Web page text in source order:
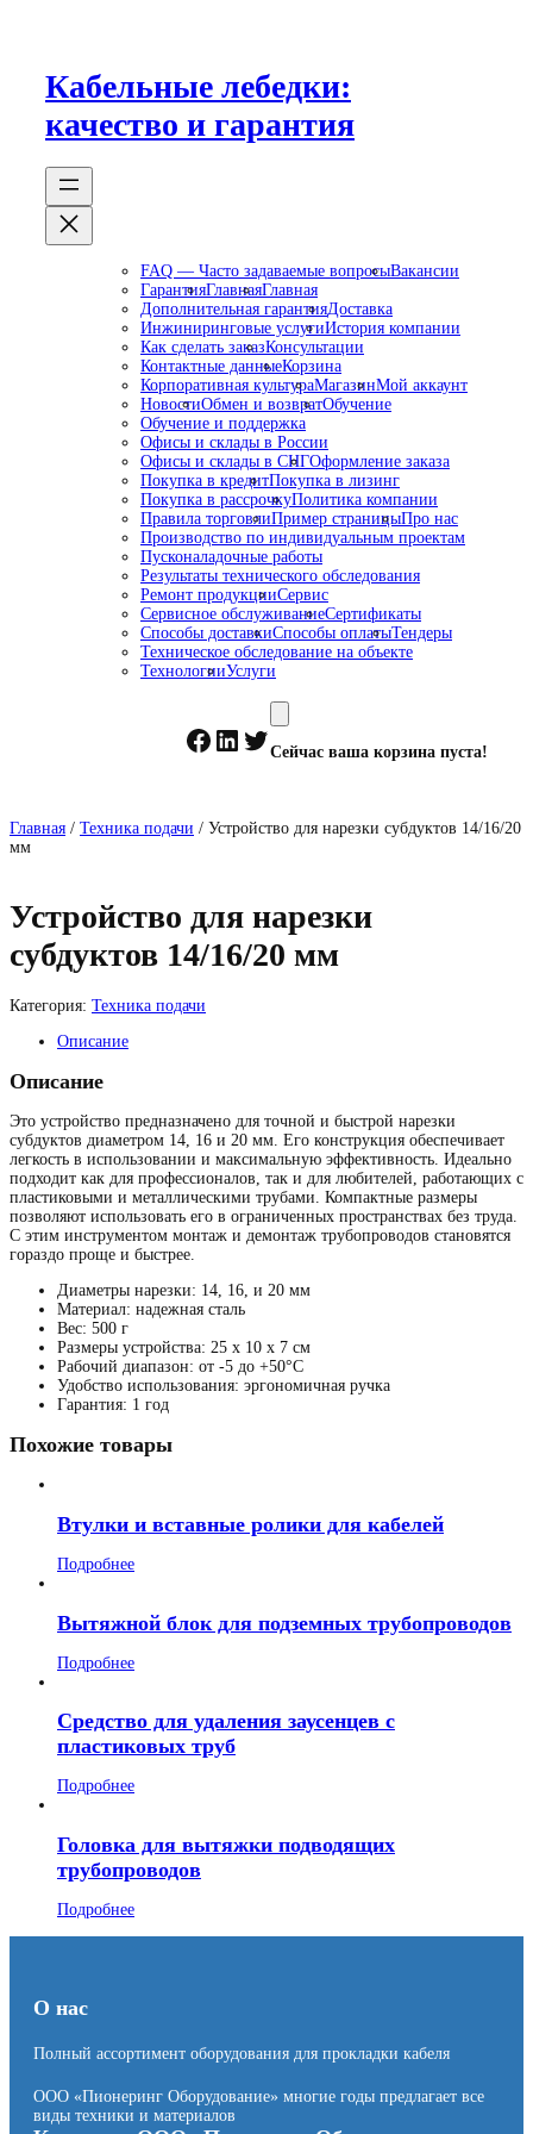
Кабельные лебедки:
качество и гарантия
FAQ — Часто задаваемые вопросыВакансии
ГарантияГлавнаяГлавная
Дополнительная гарантияДоставка
Инжиниринговые услугиИстория компании
Как сделать заказКонсультации
Контактные данныеКорзина
Корпоративная культураМагазинМой аккаунт
НовостиОбмен и возвратОбучение
Обучение и поддержка
Офисы и склады в России
Офисы и склады в СНГОформление заказа
Покупка в кредитПокупка в лизинг
Покупка в рассрочкуПолитика компании
Правила торговлиПример страницыПро нас
Производство по индивидуальным проектам
Пусконаладочные работы
Результаты технического обследования
Ремонт продукцииСервис
Сервисное обслуживаниеСертификаты
Способы доставкиСпособы оплатыТендеры
Техническое обследование на объекте
ТехнологииУслуги
Facebook
LinkedIn
Twitter
Сейчас ваша корзина пуста!
Главная / Техника подачи / Устройство для нарезки субдуктов 14/16/20
мм
Устройство для нарезки
субдуктов 14/16/20 мм
Категория: Техника подачи
Описание
Описание
Это устройство предназначено для точной и быстрой нарезки
субдуктов диаметром 14, 16 и 20 мм. Его конструкция обеспечивает
легкость в использовании и максимальную эффективность. Идеально
подходит как для профессионалов, так и для любителей, работающих с
пластиковыми и металлическими трубами. Компактные размеры
позволяют использовать его в ограниченных пространствах без труда.
С этим инструментом монтаж и демонтаж трубопроводов становятся
гораздо проще и быстрее.
Диаметры нарезки: 14, 16, и 20 мм
Материал: надежная сталь
Вес: 500 г
Размеры устройства: 25 x 10 x 7 см
Рабочий диапазон: от -5 до +50°C
Удобство использования: эргономичная ручка
Гарантия: 1 год
Похожие товары
Втулки и вставные ролики для кабелей
Подробнее
Вытяжной блок для подземных трубопроводов
Подробнее
Средство для удаления заусенцев с
пластиковых труб
Подробнее
Головка для вытяжки подводящих
трубопроводов
Подробнее
О нас
Полный ассортимент оборудования для прокладки кабеля
ООО «Пионеринг Оборудование» многие годы предлагает все
виды техники и материалов